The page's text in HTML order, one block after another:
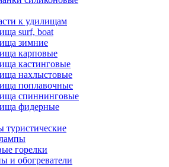
к удилищам
surf, boat
зимние
карповые
кастинговые
нахлыстовые
поплавочные
спиннинговые
фидерные
туристические
горелки
и обогреватели